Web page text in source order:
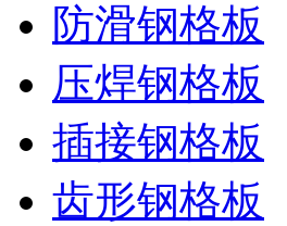
防滑钢格板
压焊钢格板
插接钢格板
齿形钢格板